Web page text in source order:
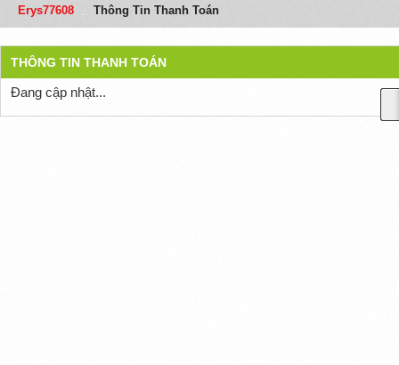
Erys77608 Thông Tin Thanh Toán
THÔNG TIN THANH TOÁN
Đang cập nhật...